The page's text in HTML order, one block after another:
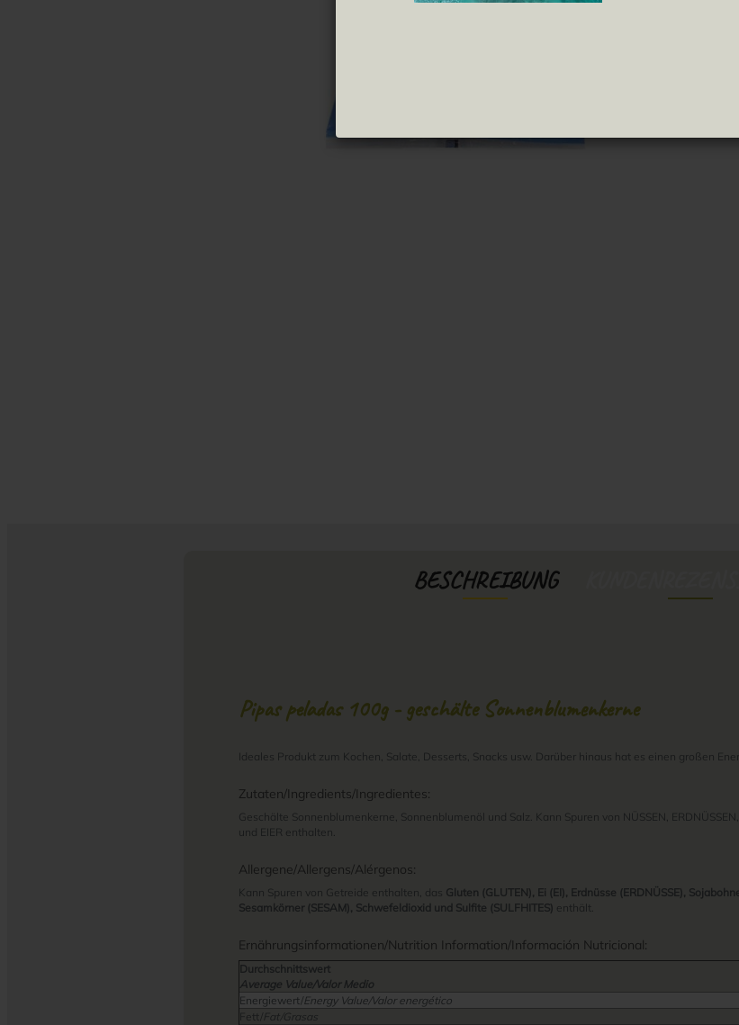
BESCHREIBUNG
Pipas peladas 100g - geschälte Sonnenblumenkerne
Ideales Produkt zum Kochen, Salate, Desserts, Snacks usw. Darüber hinaus hat es einen großen
Zutaten/Ingredients/Ingredientes:
Geschälte Sonnenblumenkerne, Sonnenblumenöl und Salz. Kann Spuren von NÜSSEN,
und EIER enthalten.
Allergene/Allergens/Alérgenos:
Kann Spuren von Getreide enthalten, das Gluten (GLUTEN), Ei (EI), Erdnüsse (ERDNÜSSE),
Sesamkörner (SESAM), Schwefeldioxid und Sulfite (SULFHITES) enthält.
Ernährungsinformationen/Nutrition Information/Información Nutricional:
Durchschnittswert
Average Value/Valor Medio
Energiewert/Energy Value/Valor energético
Fett/ Fat/Grasas